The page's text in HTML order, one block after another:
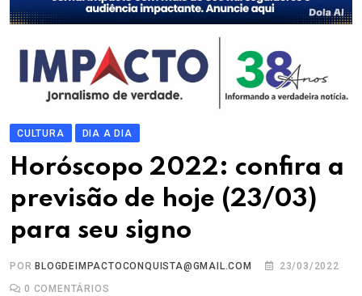
CULTURA DIA A DIA
Horóscopo 2022: confira a
previsão de hoje (23/03)
para seu signo
POR BLOGDEIMPACTOCONQUISTA@GMAIL.COM
23/03/2022
0 COMENTÁRIOS